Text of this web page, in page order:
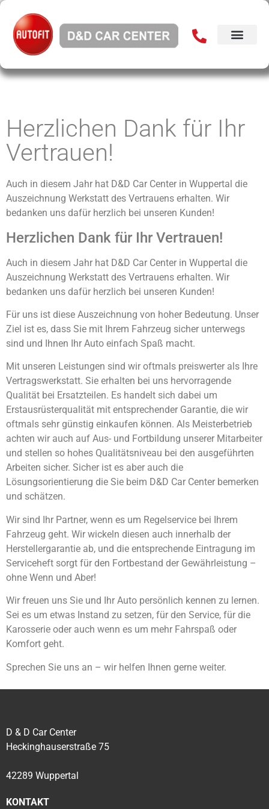
Herzlichen Dank für Ihr
Vertrauen!
Auch in diesem Jahr hat D&D Car Center in Wuppertal die
Auszeichnung Werkstatt des Vertrauens erhalten. Wir
bedanken uns dafür herzlich bei unseren Kunden!
Herzlichen Dank für Ihr Vertrauen!
Auch in diesem Jahr hat D&D Car Center in Wuppertal die
Auszeichnung Werkstatt des Vertrauens erhalten. Wir
bedanken uns dafür herzlich bei unseren Kunden!
Für uns ist diese Auszeichnung von hoher Bedeutung. Unser
Ziel ist es, dass Sie mit Ihrem Fahrzeug sicher unterwegs
sind und Ihnen Ihr Auto einfach Spaß macht.
Mit unseren Leistungen sind wir oftmals preiswerter als Ihre
Vertragswerkstatt. Sie erhalten bei uns hervorragende
Qualität bei Ersatzteilen. Es handelt sich dabei um
Erstausrüsterqualität mit entsprechender Garantie, die wir
oftmals sehr günstig einkaufen können. Als Meisterbetrieb
achten wir auch auf Aus- und Fortbildung unserer Mitarbeiter
und stellen so hohes Qualitätsniveau bei den ausgeführten
Arbeiten sicher. Sicher ist es aber auch die
Lösungsorientierung die Sie beim D&D Car Center bemerken
und schätzen.
Wir sind Ihr Partner, wenn es um Regelservice bei Ihrem
Fahrzeug geht. Wir wickeln diesen auch innerhalb der
Herstellergarantie ab, und die entsprechende Eintragung im
Serviceheft sorgt für den Fortbestand der Gewährleistung –
ohne Wenn und Aber!
Wir freuen uns Sie und Ihr Auto persönlich kennen zu lernen.
Sei es um etwas Instand zu setzen, für den Service, für die
Karosserie oder auch wenn es um mehr Fahrspaß oder
Komfort geht.
Sprechen Sie uns an – wir helfen Ihnen gerne weiter.
D & D Car Center
Heckinghauserstraße 75
42289 Wuppertal
KONTAKT